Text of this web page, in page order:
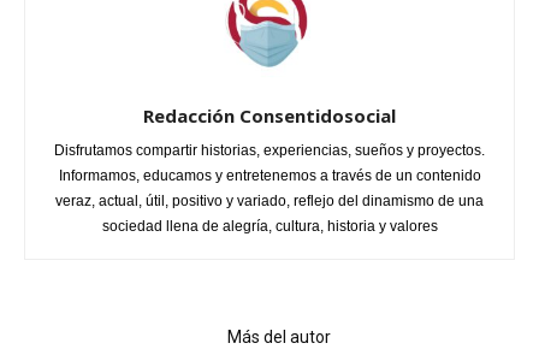
Redacción Consentidosocial
Disfrutamos compartir historias, experiencias, sueños y proyectos.
Informamos, educamos y entretenemos a través de un contenido
veraz, actual, útil, positivo y variado, reflejo del dinamismo de una
sociedad llena de alegría, cultura, historia y valores
Más del autor